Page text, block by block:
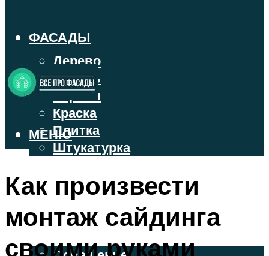
ФАСАДЫ
Дерево
Камень
Кирпич
Краска
Плитка
Штукатурка
ФАСАДНЫЙ САЙДИНГ
ОСВЕЩЕНИЕ И УТЕПЛЕНИЕ
МЕНЮ
Как произвести
монтаж сайдинга
своими руками